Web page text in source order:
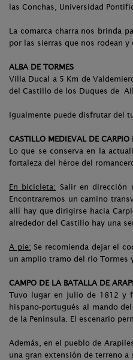
las Conchas, Universidad
La comarca charra nos brinda
por las sierras que nos rodean
ALBA DE TORMES
Villa Ducal a 5 Km de
del Castillo de los Duques de
Igualmente puede disfrutar del
CASTILLO MEDIEVAL DE CARPIO
Lo que se conserva en la
fortaleza del héroe del
En bicicleta: Salir en dirección
Encontraremos un camino
allí hay que dirigirse hacia
alrededor del Castillo hay una
A pie: Se recomienda dejar el
un amplio tramo del río Tormes
CAMPO DE LA BATALLA DE
Tuvo lugar en julio de 1812 y
hispano-portugués al mando
de la Península. El escenario
Además, en el pueblo de
una gran extensión de terreno a